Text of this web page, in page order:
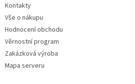
Kontakty
Vše o nákupu
Hodnocení obchodu
Věrnostní program
Zakázková výroba
Mapa serveru